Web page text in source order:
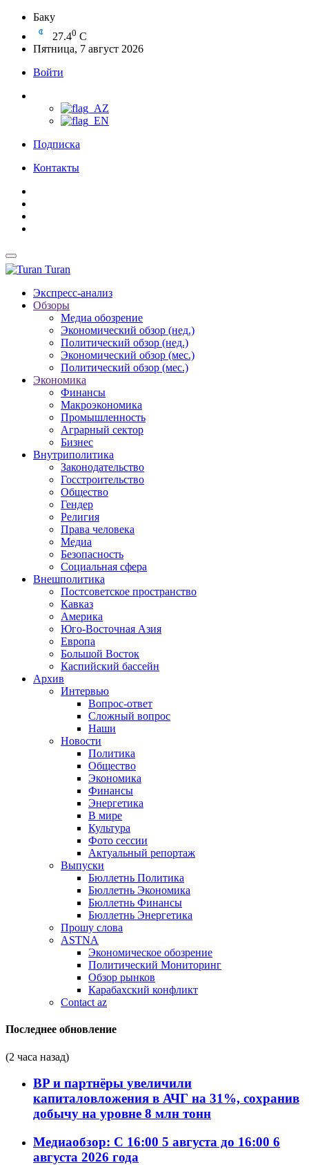
Баку
27.40 C
Пятница, 7 август 2026
Войти
Подписка
Контакты
Turan
Экспресс-анализ
Обзоры
Медиа обозрение
Экономический обзор (нед.)
Политический обзор (нед.)
Экономический обзор (мес.)
Политический обзор (мес.)
Экономика
Финансы
Макроэкономика
Промышленность
Аграрный сектор
Бизнес
Внутриполитика
Законодательство
Госстроительство
Общество
Гендер
Религия
Права человека
Медиа
Безопасность
Социальная сфера
Внешполитика
Постсоветское пространство
Кавказ
Америка
Юго-Восточная Азия
Европа
Большой Восток
Каспийский бассейн
Архив
Интервью
Вопрос-ответ
Сложный вопрос
Наши
Новости
Политика
Общество
Экономика
Финансы
Энергетика
В мире
Культура
Фото сессии
Актуальный репортаж
Выпуски
Бюллетнь Политика
Бюллетнь Экономика
Бюллетнь Финансы
Бюллетнь Энергетика
Прошу слова
ASTNA
Экономическое обозрение
Политический Мониторинг
Обзор рынков
Карабахский конфликт
Contact az
Последнее обновление
(2 часа назад)
BP и партнёры увеличили
капиталовложения в АЧГ на 31%, сохранив
добычу на уровне 8 млн тонн
Медиаобзор: С 16:00 5 августа до 16:00 6
августа 2026 года